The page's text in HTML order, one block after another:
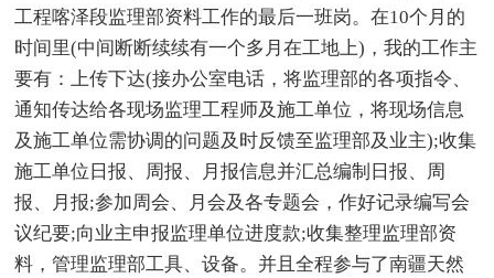
工程喀泽段监理部资料工作的最后一班岗。在10个月的
时间里(中间断断续续有一个多月在工地上)，我的工作主
要有：上传下达(接办公室电话，将监理部的各项指令、
通知传达给各现场监理工程师及施工单位，将现场信息
及施工单位需协调的问题及时反馈至监理部及业主);收集
施工单位日报、周报、月报信息并汇总编制日报、周
报、月报;参加周会、月会及各专题会，作好记录编写会
议纪要;向业主申报监理单位进度款;收集整理监理部资
料，管理监理部工具、设备。并且全程参与了南疆天然